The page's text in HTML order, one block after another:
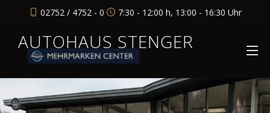
02752 / 4752 - 0 7:30 - 12:00 h, 13:00 - 16:30 Uhr
AUTOHAUS STENGER